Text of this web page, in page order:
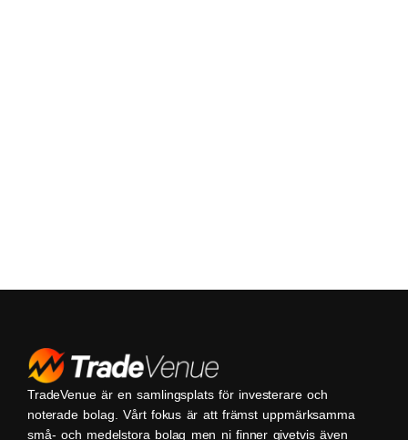
TradeVenue är en samlingsplats för investerare och
noterade bolag. Vårt fokus är att främst uppmärksamma
små- och medelstora bolag men ni finner givetvis även